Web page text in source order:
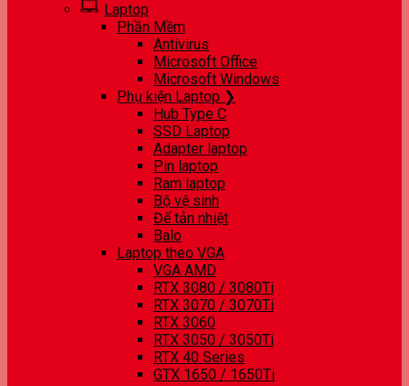
Laptop
Phần Mềm
Antivirus
Microsoft Office
Microsoft Windows
Phụ kiện Laptop ❯
Hub Type C
SSD Laptop
Adapter laptop
Pin laptop
Ram laptop
Bộ vệ sinh
Đế tản nhiệt
Balo
Laptop theo VGA
VGA AMD
RTX 3080 / 3080Ti
RTX 3070 / 3070Ti
RTX 3060
RTX 3050 / 3050Ti
RTX 40 Series
GTX 1650 / 1650Ti